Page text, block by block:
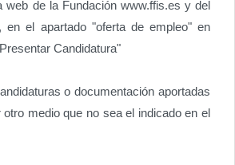
web de la Fundación www.ffis.es y del
en el apartado "oferta de empleo" en
Candidatura"
o documentación aportadas
otro medio que no sea el indicado en el